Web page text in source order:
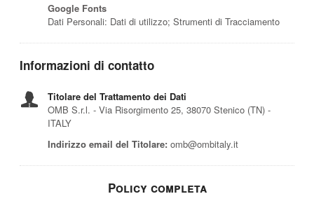
Google Fonts
Dati Personali: Dati di utilizzo; Strumenti di Tracciamento
Informazioni di contatto
Titolare del Trattamento dei Dati
OMB S.r.l. - Via Risorgimento 25, 38070 Stenico (TN) -
ITALY
Indirizzo email del Titolare: omb@ombitaly.it
Policy completa